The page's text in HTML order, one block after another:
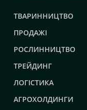
ТВАРИННИЦТВО
ПРОДАЖІ
РОСЛИННИЦТВО
ТРЕЙДИНГ
ЛОГІСТИКА
АГРОХОЛДИНГИ